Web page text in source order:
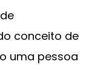
conceito de
uma pessoa